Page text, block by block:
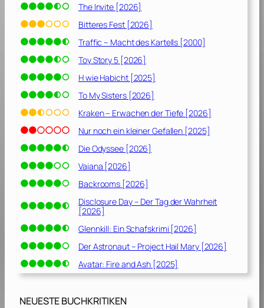
The Invite [2026]
Bitteres Fest [2026]
Traffic – Macht des Kartells [2000]
Toy Story 5 [2026]
H wie Habicht [2025]
To My Sisters [2026]
Kraken – Erwachen der Tiefe [2026]
Nur noch ein kleiner Gefallen [2025]
Die Odyssee [2026]
Vaiana [2026]
Backrooms [2026]
Disclosure Day – Der Tag der Wahrheit
[2026]
Glennkill: Ein Schafskrimi [2026]
Der Astronaut – Project Hail Mary [2026]
Avatar: Fire and Ash [2025]
NEUESTE BUCHKRITIKEN